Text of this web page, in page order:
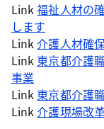
Link福祉人材の
します
Link介護人材確
Link 東京都介護
事業
Link 東京都介護
Link介護現場改